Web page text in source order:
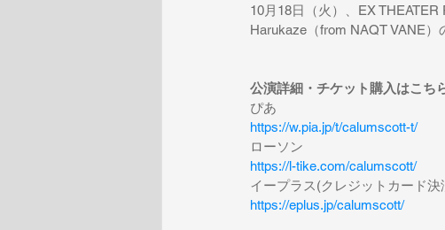
10月18日（火）、EX
Harukaze（from NAQT VANE）
公演詳細・チケット購入はこち
ぴあ
https://w.pia.jp/t/calumscott-t/
ローソン
https://l-tike.com/calumscott/
イープラス(クレジットカード決
https://eplus.jp/calumscott/